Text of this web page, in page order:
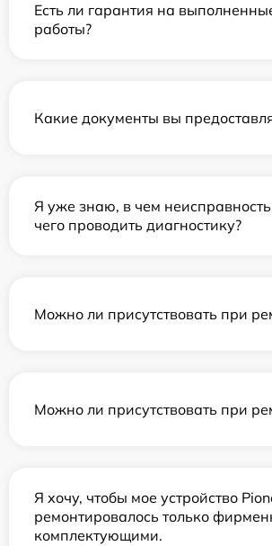
Есть ли гарантия на
работы?
Какие документы вы
Я уже знаю, в чем
чего проводить диагностику?
Можно ли присутствовать при
Можно ли присутствовать при
Я хочу, чтобы мое устройство
ремонтировалось только
комплектующими.